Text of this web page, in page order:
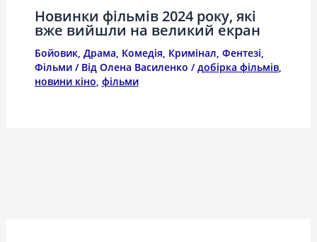
Новинки фільмів 2024 року, які
вже вийшли на великий екран
Бойовик, Драма, Комедія, Кримінал, Фентезі,
Фільми/ Від Олена Василенко /добірка фільмів,
новини кіно, фільми